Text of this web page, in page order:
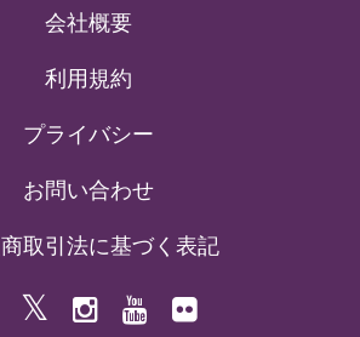
会社概要
利用規約
プライバシー
お問い合わせ
取引法に基づく表記